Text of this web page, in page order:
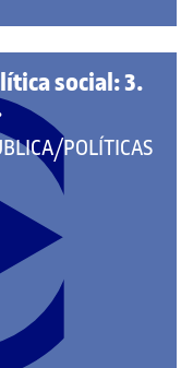
social: 3.
POLÍTICAS